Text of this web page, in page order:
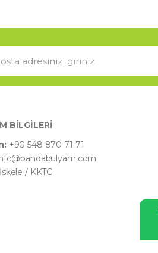
BİLGİLERİ
+90 548 870 71 71
İskele / KKTC